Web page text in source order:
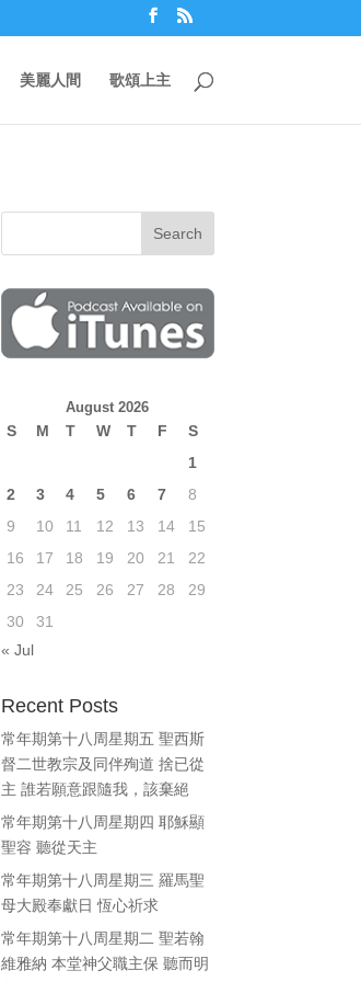
美麗人間 歌頌上主
August 2026
S M T W T F
S
1
2
3 4 5 6 7
8
9
10 11 12 13 14
15
16
17 18 19 20 21
22
23
24 25 26 27 28
29
30
31
« Jul
Recent Posts
常年期第十八周星期五 聖西斯
督二世教宗及同伴殉道 捨已從
主 誰若願意跟隨我，該棄絕
常年期第十八周星期四 耶穌顯
聖容 聽從天主
常年期第十八周星期三 羅馬聖
母大殿奉獻日 恆心祈求
常年期第十八周星期二 聖若翰
維雅納 本堂神父職主保 聽而明